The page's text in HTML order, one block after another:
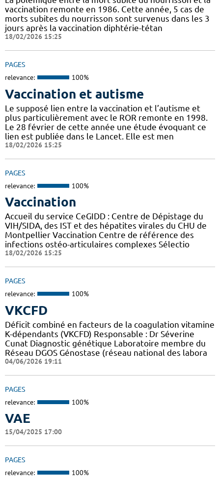
vaccination remonte en 1986. Cette année, 5 cas de
morts subites du nourrisson sont survenus dans les 3
jours après la vaccination diphtérie-tétan
18/02/2026 15:25
PAGES
relevance: 100%
Vaccination et autisme
Le supposé lien entre la vaccination et l’autisme et
plus particulièrement avec le ROR remonte en 1998.
Le 28 février de cette année une étude évoquant ce
lien est publiée dans le Lancet. Elle est men
18/02/2026 15:25
PAGES
relevance: 100%
Vaccination
Accueil du service CeGIDD : Centre de Dépistage du
VIH/SIDA, des IST et des hépatites virales du CHU de
Montpellier Vaccination Centre de référence des
infections ostéo-articulaires complexes Sélectio
18/02/2026 15:25
PAGES
relevance: 100%
VKCFD
Déficit combiné en facteurs de la coagulation vitamine
K-dépendants (VKCFD) Responsable : Dr Séverine
Cunat Diagnostic génétique Laboratoire membre du
Réseau DGOS Génostase (réseau national des labora
04/06/2026 19:11
PAGES
relevance: 100%
VAE
15/04/2025 17:00
PAGES
relevance: 100%